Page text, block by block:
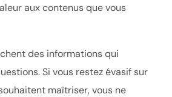
aux contenus que vous
des informations qui
Si vous restez évasif sur
maîtriser, vous ne